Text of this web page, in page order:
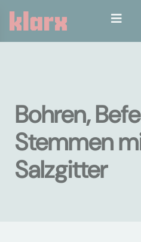
Bohren,
Stemmen
Salzgitter